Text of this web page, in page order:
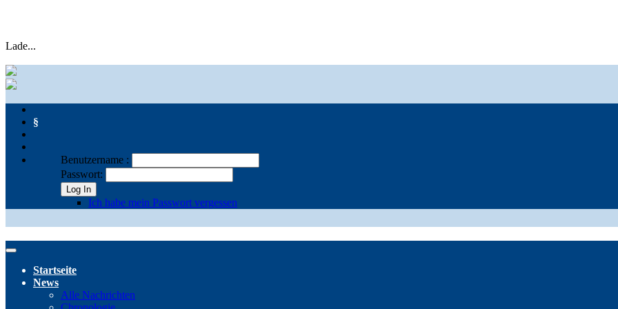
Lade...
§
Benutzername :
Passwort:
Log In
Ich habe mein Passwort vergessen
Startseite
News
Alle Nachrichten